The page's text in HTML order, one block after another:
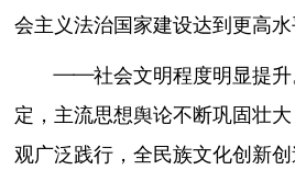
会主义法治国家建设达到更高水
——社会文明程度明显提升
定，主流思想舆论不断巩固壮
观广泛践行，全民族文化创新